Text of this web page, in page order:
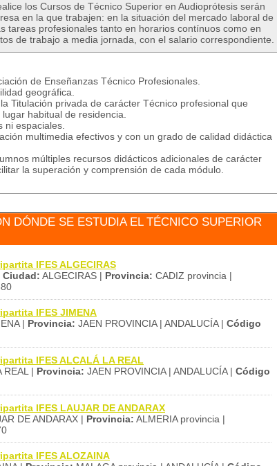
los Cursos de Técnico Superior en Audioprótesis serán
en la que trabajen: en la situación del mercado laboral de
tareas profesionales tanto en horarios contínuos como en
de trabajo a media jornada, con el salario correspondiente.
de Enseñanzas Técnico Profesionales.
geográfica.
Titulación privada de carácter Técnico profesional que
habitual de residencia.
espaciales.
multimedia efectivos y con un grado de calidad didáctica
múltiples recursos didácticos adicionales de carácter
la superación y comprensión de cada módulo.
DÓNDE SE ESTUDIA EL TÉCNICO SUPERIOR
IFES ALGECIRAS
Ciudad: ALGECIRAS | Provincia: CADIZ provincia |
IFES JIMENA
| Provincia: JAEN PROVINCIA | ANDALUCÍA | Código
IFES ALCALÁ LA REAL
REAL | Provincia: JAEN PROVINCIA | ANDALUCÍA | Código
IFES LAUJAR DE ANDARAX
DE ANDARAX | Provincia: ALMERIA provincia |
IFES ALOZAINA